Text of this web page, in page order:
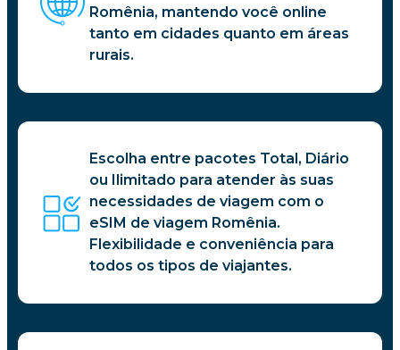
Romênia, mantendo você online
tanto em cidades quanto em áreas
rurais.
Escolha entre pacotes Total, Diário
ou Ilimitado para atender às suas
necessidades de viagem com o
eSIM de viagem Romênia.
Flexibilidade e conveniência para
todos os tipos de viajantes.